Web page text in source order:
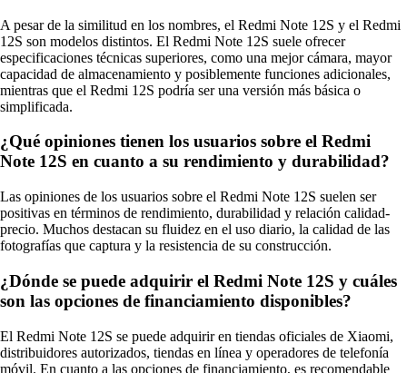
A pesar de la similitud en los nombres, el Redmi Note 12S y el Redmi
12S son modelos distintos. El Redmi Note 12S suele ofrecer
especificaciones técnicas superiores, como una mejor cámara, mayor
capacidad de almacenamiento y posiblemente funciones adicionales,
mientras que el Redmi 12S podría ser una versión más básica o
simplificada.
¿Qué opiniones tienen los usuarios sobre el Redmi
Note 12S en cuanto a su rendimiento y durabilidad?
Las opiniones de los usuarios sobre el Redmi Note 12S suelen ser
positivas en términos de rendimiento, durabilidad y relación calidad-
precio. Muchos destacan su fluidez en el uso diario, la calidad de las
fotografías que captura y la resistencia de su construcción.
¿Dónde se puede adquirir el Redmi Note 12S y cuáles
son las opciones de financiamiento disponibles?
El Redmi Note 12S se puede adquirir en tiendas oficiales de Xiaomi,
distribuidores autorizados, tiendas en línea y operadores de telefonía
móvil. En cuanto a las opciones de financiamiento, es recomendable